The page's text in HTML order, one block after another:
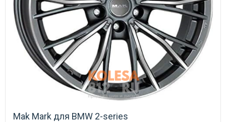
Mak Mark для BMW 2-series